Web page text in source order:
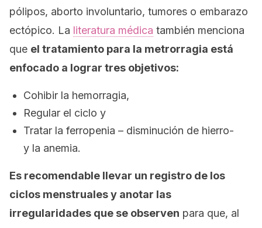
pólipos, aborto involuntario, tumores o embarazo
ectópico. La literatura médica también menciona
que el tratamiento para la metrorragia está
enfocado a lograr tres objetivos:
Cohibir la hemorragia,
Regular el ciclo y
Tratar la ferropenia – disminución de hierro-
y la anemia.
Es recomendable llevar un registro de los
ciclos menstruales y anotar las
irregularidades que se observen para que, al